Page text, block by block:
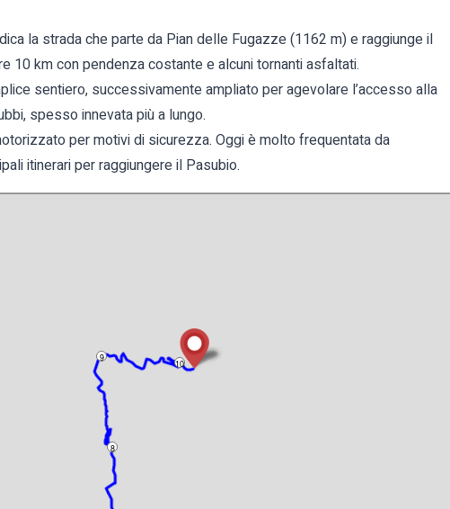
la strada che parte da Pian delle Fugazze (1162 m) e raggiunge il
10 km con pendenza costante e alcuni tornanti asfaltati.
sentiero, successivamente ampliato per agevolare l’accesso alla
spesso innevata più a lungo.
per motivi di sicurezza. Oggi è molto frequentata da
itinerari per raggiungere il Pasubio.
8
10
9